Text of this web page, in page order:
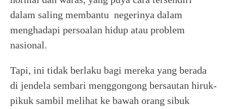
dalam saling membantu negerinya dalam
menghadapi persoalan hidup atau problem
nasional.
Tapi, ini tidak berlaku bagi mereka yang berada
di jendela sembari menggongong bersautan hiruk-
pikuk sambil melihat ke bawah orang sibuk